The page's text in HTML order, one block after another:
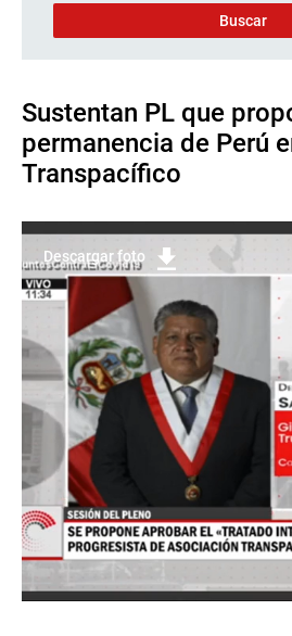
Sustentan PL que
permanencia de Perú
Transpacífico
Descargar foto